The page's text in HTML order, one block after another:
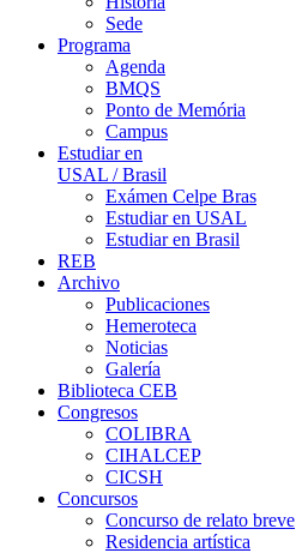
Sede
Programa
Agenda
BMQS
Ponto de Memória
Campus
Estudiar en
USAL / Brasil
Exámen Celpe Bras
Estudiar en USAL
Estudiar en Brasil
REB
Archivo
Publicaciones
Hemeroteca
Noticias
Galería
Biblioteca CEB
Congresos
COLIBRA
CIHALCEP
CICSH
Concursos
Concurso de relato breve
Residencia artística